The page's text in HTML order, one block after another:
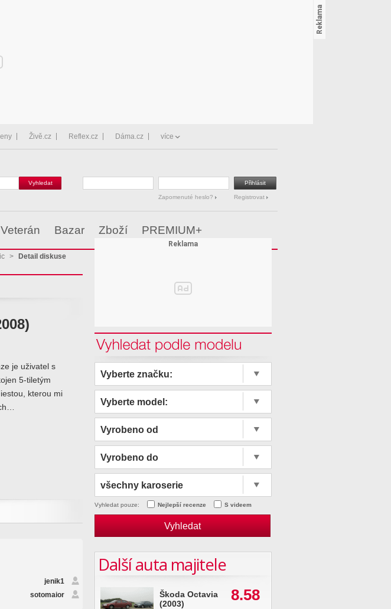
Živě.cz Reflex.cz Dáma.cz více
Zapomenuté heslo? Registrovat
Veterán Bazar Zboží PREMIUM+
> Detail diskuse
je uživatel s
5-tiletým
kterou mi
jenik1
sotomaior
Vyhledat podle modelu
Vyberte značku:
Vyberte model:
Vyrobeno od
Vyrobeno do
všechny karoserie
Vyhledat pouze: Nejlepší recenze S videem
Další auta majitele
Škoda Octavia
(2003)
8.58